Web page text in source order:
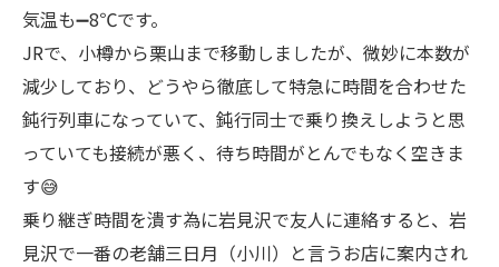
気温も➖8℃です。
JRで、小樽から栗山まで移動しましたが、微妙に本数が
減少しており、どうやら徹底して特急に時間を合わせた
鈍行列車になっていて、鈍行同士で乗り換えしようと思
っていても接続が悪く、待ち時間がとんでもなく空きま
す😅
乗り継ぎ時間を潰す為に岩見沢で友人に連絡すると、岩
見沢で一番の老舗三日月（小川）と言うお店に案内され